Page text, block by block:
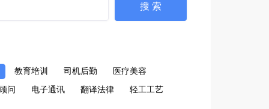
搜 索
教育培训 司机后勤 医疗美容
问 电子通讯 翻译法律 轻工工艺